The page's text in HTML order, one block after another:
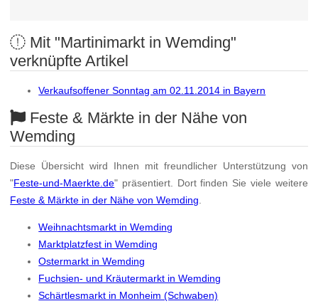
Mit "Martinimarkt in Wemding"
verknüpfte Artikel
Verkaufsoffener Sonntag am 02.11.2014 in Bayern
Feste & Märkte in der Nähe von
Wemding
Diese Übersicht wird Ihnen mit freundlicher Unterstützung von
"Feste-und-Maerkte.de" präsentiert. Dort finden Sie viele weitere
Feste & Märkte in der Nähe von Wemding
Weihnachtsmarkt in Wemding
Marktplatzfest in Wemding
Ostermarkt in Wemding
Fuchsien- und Kräutermarkt in Wemding
Schärtlesmarkt in Monheim (Schwaben)